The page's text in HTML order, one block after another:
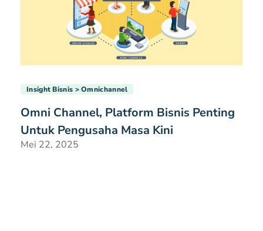
Insight Bisnis Omnichannel
Omni Channel, Platform Bisnis Penting
Untuk Pengusaha Masa Kini
Mei 22, 2025